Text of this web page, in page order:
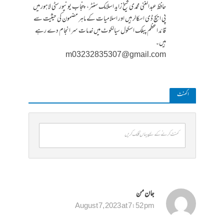
حافظ عبدالغنی محمدی شیخ زاید اسلامک سنٹر، پنجاب یونیورسٹی لاہور میں
پی ایچ ڈی اسکالر ہیں اور اسلامیات کے ماہر مضمون کی حیثیت سے
قائد اعظم پبلک اسکول سیالکوٹ میں خدمات سر انجام دے رہے
ہیں۔
m03232835307@gmail.com
ا کمنٹ
کمنٹ کرنے کے لیے یہاں کلک کریں
جان من
August 7, 2023 at 7:52 pm